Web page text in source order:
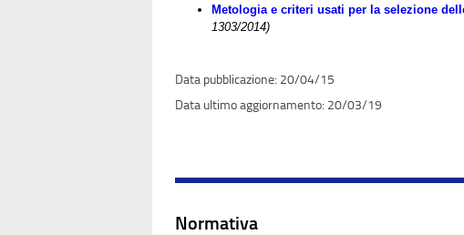
Metologia e criteri usati per la selezione
1303/2014)
20/04/15
20/03/19
Normativa